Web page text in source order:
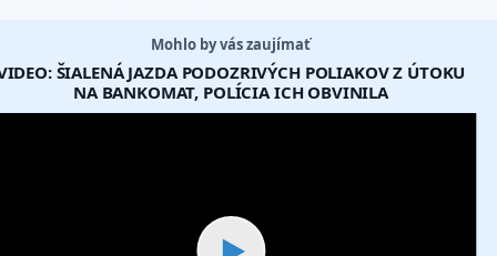
Mohlo by vás zaujímať
ŠIALENÁ JAZDA PODOZRIVÝCH POLIAKOV Z ÚTOKU
NA BANKOMAT, POLÍCIA ICH OBVINILA